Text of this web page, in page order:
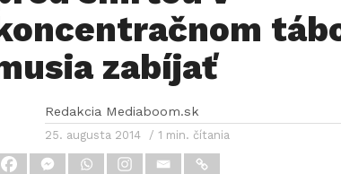
zabíjať
Redakcia Mediaboom.sk
25. augusta 2014 / 1 min. čítania